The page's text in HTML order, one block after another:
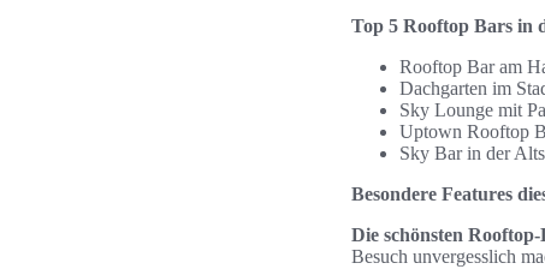
Top 5 Rooftop Bars in
Rooftop Bar am
Dachgarten im
Sky Lounge mit
Uptown Rooftop
Sky Bar in der
Besondere Features
Die schönsten
Besuch unvergesslich